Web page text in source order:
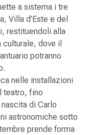
a sistema i tre
Villa d’Este e del
restituendoli alla
dove il
potranno
nelle installazioni
teatro, fino
di Carlo
astronomiche sotto
prende forma